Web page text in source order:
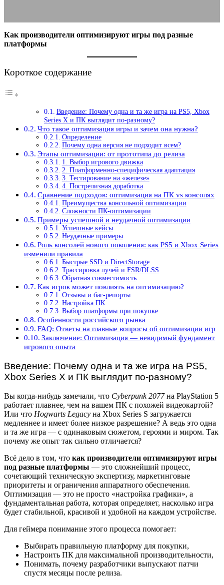
Как производители оптимизируют игры под разные
платформы
Короткое содержание
Введение: Почему одна и та же игра на PS5, Xbox
Series X и ПК выглядит по-разному?
Что такое оптимизация игры и зачем она нужна?
Определение
Почему одна версия не подходит всем?
Этапы оптимизации: от прототипа до релиза
1. Выбор игрового движка
2. Платформенно-специфическая адаптация
3. Тестирование на «железе»
4. Пострелизная доработка
Сравнение подходов: оптимизация на ПК vs консолях
Преимущества консольной оптимизации
Сложности ПК-оптимизации
Примеры успешной и неудачной оптимизации
Успешные кейсы
Неудачные примеры
Роль консолей нового поколения: как PS5 и Xbox Series
изменили правила
Быстрые SSD и DirectStorage
Трассировка лучей и FSR/DLSS
Обратная совместимость
Как игрок может повлиять на оптимизацию?
Отзывы и баг-репорты
Настройка ПК
Выбор платформы при покупке
Особенности российского рынка
FAQ: Ответы на главные вопросы об оптимизации игр
Заключение: Оптимизация — невидимый фундамент
игрового опыта
Введение: Почему одна и та же игра на PS5,
Xbox Series X и ПК выглядит по-разному?
Вы когда-нибудь замечали, что Cyberpunk 2077на PlayStation 5
работает плавнее, чем на вашем ПК с похожей видеокартой?
Или что Hogwarts Legacy на Xbox Series S загружается
медленнее и имеет более низкое разрешение? А ведь это одна
и та же игра — с одинаковым сюжетом, героями и миром. Так
почему же опыт так сильно отличается?
Всё дело в том, что как производители оптимизируют игры
под разные платформы — это сложнейший процесс,
сочетающий техническую экспертизу, маркетинговые
приоритеты и ограничения аппаратного обеспечения.
Оптимизация — это не просто «настройка графики», а
фундаментальная работа, которая определяет, насколько игра
будет стабильной, красивой и удобной на каждом устройстве.
Для геймера понимание этого процесса помогает:
Выбирать правильную платформу для покупки,
Настроить ПК для максимальной производительности,
Понимать, почему разработчики выпускают патчи
спустя месяцы после релиза.